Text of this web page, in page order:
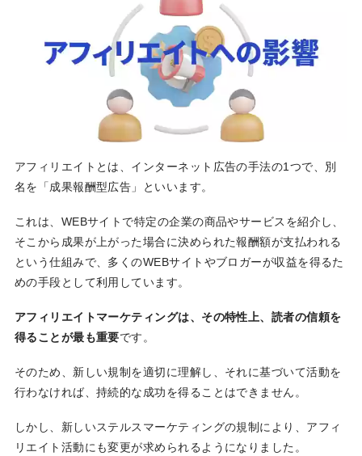
アフィリエイトとは、インターネット広告の手法の1つで、別
名を「成果報酬型広告」といいます。
これは、WEBサイトで特定の企業の商品やサービスを紹介し、
そこから成果が上がった場合に決められた報酬額が支払われる
という仕組みで、多くのWEBサイトやブロガーが収益を得るた
めの手段として利用しています。
アフィリエイトマーケティングは、その特性上、読者の信頼を
得ることが最も重要です。
そのため、新しい規制を適切に理解し、それに基づいて活動を
行わなければ、持続的な成功を得ることはできません。
しかし、新しいステルスマーケティングの規制により、アフィ
リエイト活動にも変更が求められるようになりました。